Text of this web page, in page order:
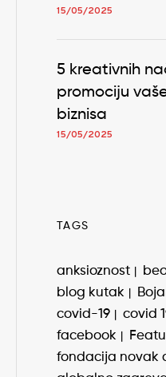
15/05/2025
5 kreativnih
promociju
biznisa
15/05/2025
TAGS
anksioznost
blog kutak
covid-19
covid
facebook
fondacija novak